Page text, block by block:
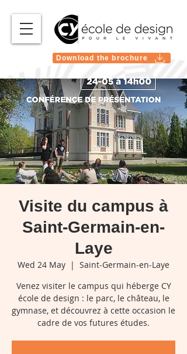
Download the brochure
Visite du campus à
Saint-Germain-en-
Laye
Wed 24 May
  |
Saint-Germain-en-Laye
Venez visiter le campus qui héberge CY
école de design : le parc, le château, le
gymnase, et découvrez à cette occasion le
cadre de vos futures études.